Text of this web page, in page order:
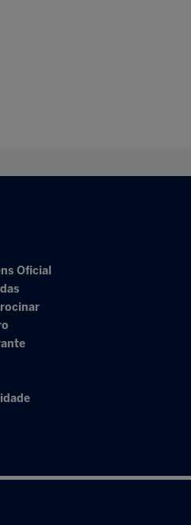
Oficial